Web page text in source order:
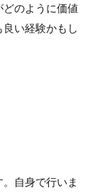
のように価値
い経験かもし
自身で行いま